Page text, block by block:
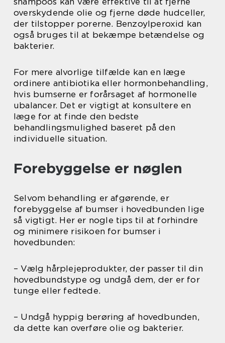
overskydende olie og fjerne døde hudceller,
der tilstopper porerne. Benzoylperoxid kan
også bruges til at bekæmpe betændelse og
bakterier.
For mere alvorlige tilfælde kan en læge
ordinere antibiotika eller hormonbehandling,
hvis bumserne er forårsaget af hormonelle
ubalancer. Det er vigtigt at konsultere en
læge for at finde den bedste
behandlingsmulighed baseret på den
individuelle situation.
Forebyggelse er nøglen
Selvom behandling er afgørende, er
forebyggelse af bumser i hovedbunden lige
så vigtigt. Her er nogle tips til at forhindre
og minimere risikoen for bumser i
hovedbunden:
– Vælg hårplejeprodukter, der passer til din
hovedbundstype og undgå dem, der er for
tunge eller fedtede.
– Undgå hyppig berøring af hovedbunden,
da dette kan overføre olie og bakterier.